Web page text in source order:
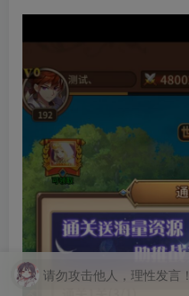
请勿攻击他人，理性发言！